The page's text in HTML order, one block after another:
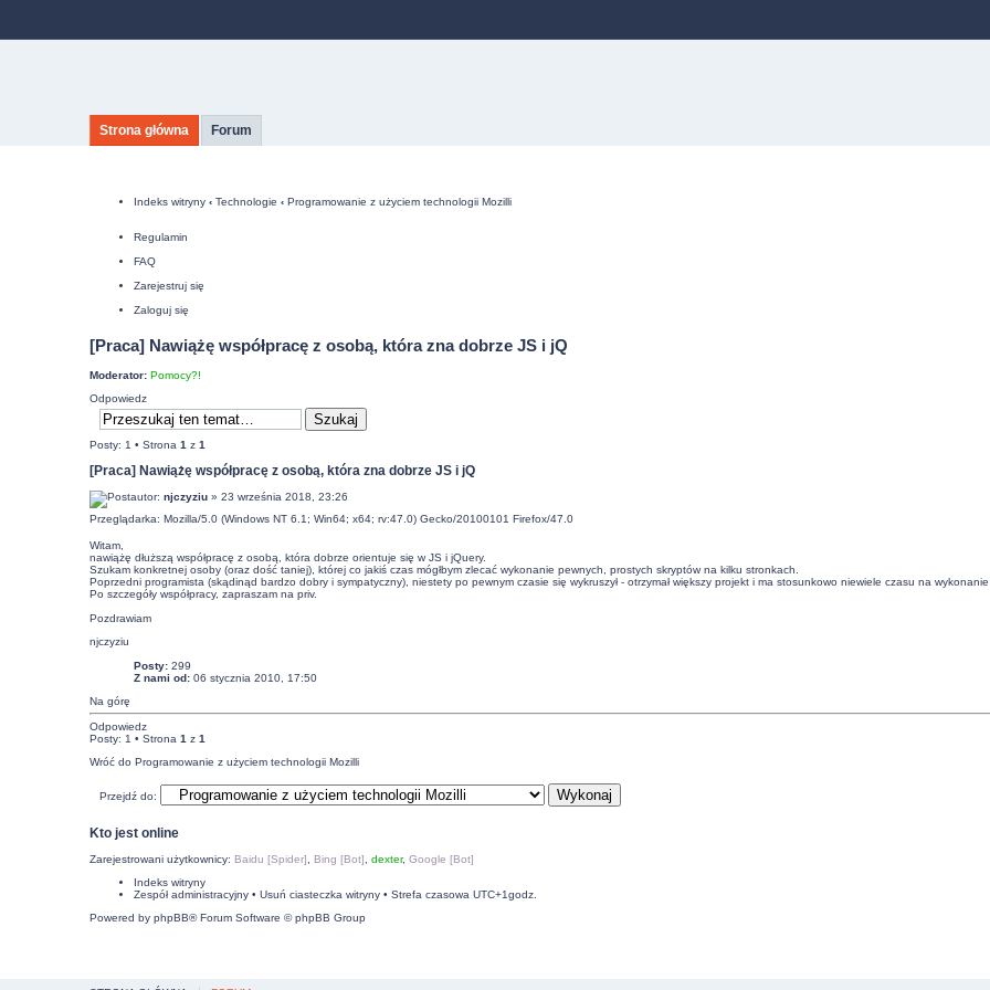
Strona główna Forum
Indeks witryny ‹ Technologie ‹ Programowanie z użyciem technologii Mozilli
Regulamin
FAQ
Zarejestruj się
Zaloguj się
[Praca] Nawiążę współpracę z osobą, która zna dobrze JS i jQ
Moderator: Pomocy?!
Odpowiedz
Posty: 1 • Strona 1 z 1
[Praca] Nawiążę współpracę z osobą, która zna dobrze JS i jQ
autor: njczyziu» 23 września 2018, 23:26
Przeglądarka: Mozilla/5.0 (Windows NT 6.1; Win64; x64; rv:47.0) Gecko/20100101 Firefox/47.0
Witam,
nawiążę dłuższą współpracę z osobą, która dobrze orientuje się w JS i jQuery.
Szukam konkretnej osoby (oraz dość taniej), której co jakiś czas mógłbym zlecać wykonanie pewnych, prostych skryptów na kilku stronkach.
Poprzedni programista (skądinąd bardzo dobry i sympatyczny), niestety po pewnym czasie się wykruszył - otrzymał większy projekt i ma stosunkowo niewiele czasu na
Po szczegóły współpracy, zapraszam na priv.
Pozdrawiam
njczyziu
Posty:299
Z nami od:06 stycznia 2010, 17:50
Na górę
Odpowiedz
Posty: 1 • Strona 1 z 1
Wróć do Programowanie z użyciem technologii Mozilli
Przejdź do:
Kto jest online
Zarejestrowani użytkownicy: Baidu [Spider] Bing [Bot] dexter, Google [Bot]
Indeks witryny
Zespół administracyjny• Usuń ciasteczka witryny• Strefa czasowa UTC+1godz.
Powered by phpBB® Forum Software © phpBB Group